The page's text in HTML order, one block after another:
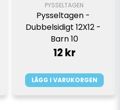
PYSSELTAGEN
Pysseltagen -
Dubbelsidigt 12X12 -
Barn 10
12 kr
LÄGG I VARUKORGEN